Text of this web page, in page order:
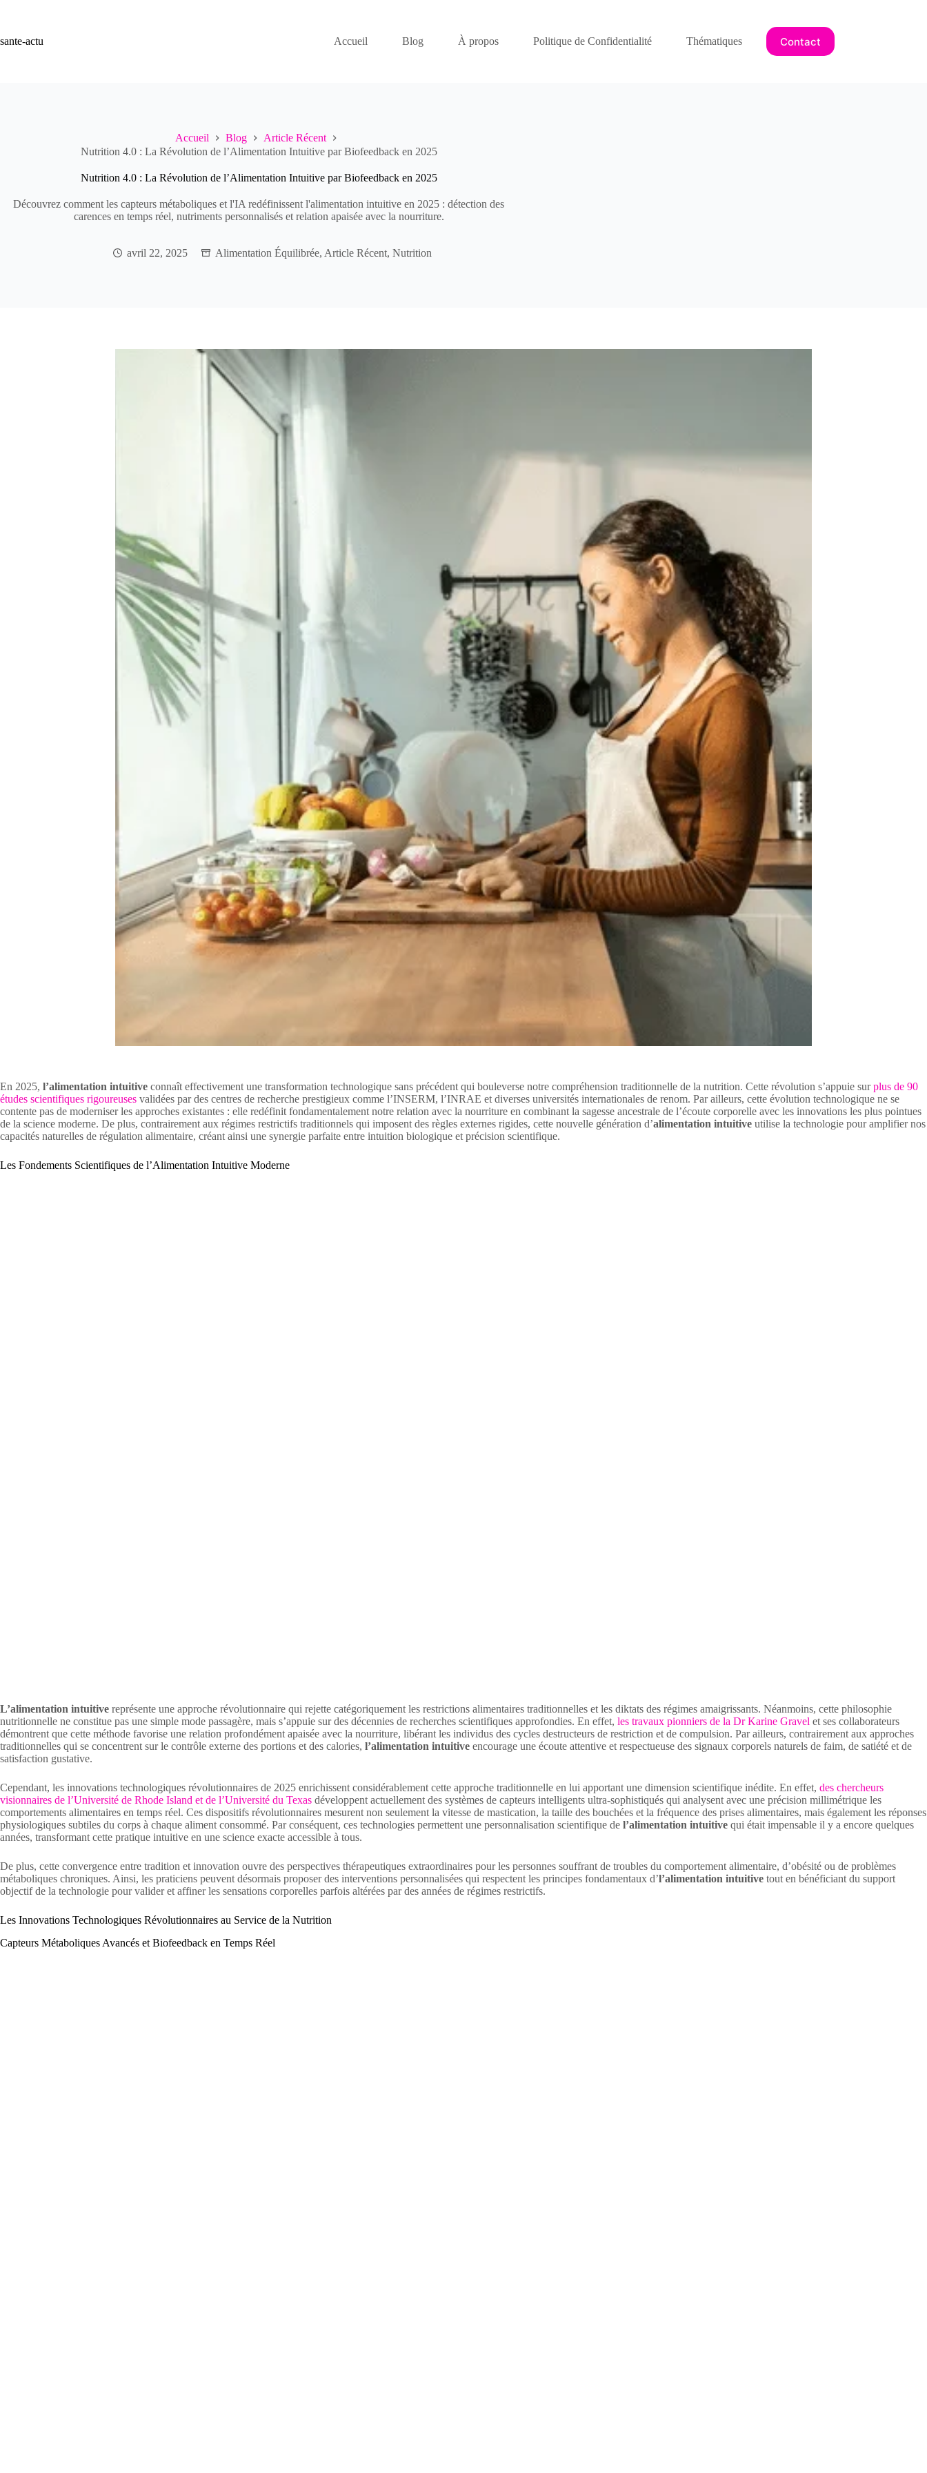
sante-actu
Accueil Blog À propos Politique de Confidentialité Thématiques Contact
Accueil Blog
Article Récent
Nutrition 4.0 : La Révolution de l’Alimentation Intuitive par Biofeedback en 2025
Nutrition 4.0 : La Révolution de l’Alimentation Intuitive par Biofeedback en 2025
Découvrez comment les capteurs métaboliques et l'IA redéfinissent l'alimentation intuitive en 2025 : détection des
carences en temps réel, nutriments personnalisés et relation apaisée avec la nourriture.
avril 22, 2025 Alimentation Équilibrée, Article Récent, Nutrition
En 2025, l’alimentation intuitive connaît effectivement une transformation technologique sans précédent qui bouleverse notre compréhension traditionnelle de la nutrition. Cette révolution s’appuie surplus de 90
études scientifiques rigoureuses validées par des centres de recherche prestigieux comme l’INSERM, l’INRAE et diverses universités internationales de renom. Par ailleurs, cette évolution technologique ne se
contente pas de moderniser les approches existantes : elle redéfinit fondamentalement notre relation avec la nourriture en combinant la sagesse ancestrale de l’écoute corporelle avec les innovations les plus pointues
de la science moderne. De plus, contrairement aux régimes restrictifs traditionnels qui imposent des règles externes rigides, cette nouvelle génération d’alimentation intuitive utilise la technologie pour amplifier nos
capacités naturelles de régulation alimentaire, créant ainsi une synergie parfaite entre intuition biologique et précision scientifique.
Les Fondements Scientifiques de l’Alimentation Intuitive Moderne
L’alimentation intuitive représente une approche révolutionnaire qui rejette catégoriquement les restrictions alimentaires traditionnelles et les diktats des régimes amaigrissants. Néanmoins, cette philosophie
nutritionnelle ne constitue pas une simple mode passagère, mais s’appuie sur des décennies de recherches scientifiques approfondies. En effet, les travaux pionniers de la Dr Karine Gravel et ses collaborateurs
démontrent que cette méthode favorise une relation profondément apaisée avec la nourriture, libérant les individus des cycles destructeurs de restriction et de compulsion. Par ailleurs, contrairement aux approches
traditionnelles qui se concentrent sur le contrôle externe des portions et des calories, l’alimentation intuitive encourage une écoute attentive et respectueuse des signaux corporels naturels de faim, de satiété et de
satisfaction gustative.
Cependant, les innovations technologiques révolutionnaires de 2025 enrichissent considérablement cette approche traditionnelle en lui apportant une dimension scientifique inédite. En effet, des chercheurs
visionnaires de l’Université de Rhode Island et de l’Université du Texas développent actuellement des systèmes de capteurs intelligents ultra-sophistiqués qui analysent avec une précision millimétrique les
comportements alimentaires en temps réel. Ces dispositifs révolutionnaires mesurent non seulement la vitesse de mastication, la taille des bouchées et la fréquence des prises alimentaires, mais également les réponses
physiologiques subtiles du corps à chaque aliment consommé. Par conséquent, ces technologies permettent une personnalisation scientifique de l’alimentation intuitive qui était impensable il y a encore quelques
années, transformant cette pratique intuitive en une science exacte accessible à tous.
De plus, cette convergence entre tradition et innovation ouvre des perspectives thérapeutiques extraordinaires pour les personnes souffrant de troubles du comportement alimentaire, d’obésité ou de problèmes
métaboliques chroniques. Ainsi, les praticiens peuvent désormais proposer des interventions personnalisées qui respectent les principes fondamentaux d’l’alimentation intuitive tout en bénéficiant du support
objectif de la technologie pour valider et affiner les sensations corporelles parfois altérées par des années de régimes restrictifs.
Les Innovations Technologiques Révolutionnaires au Service de la Nutrition
Capteurs Métaboliques Avancés et Biofeedback en Temps Réel